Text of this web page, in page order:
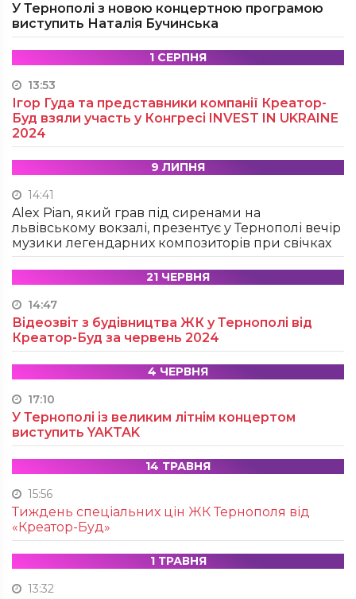
У Тернополі з новою концертною програмою
виступить Наталія Бучинська
1 СЕРПНЯ
13:53
Ігор Гуда та представники компанії Креатор-
Буд взяли участь у Конгресі INVEST IN UKRAINE
2024
9 ЛИПНЯ
14:41
Alex Pian, який грав під сиренами на
львівському вокзалі, презентує у Тернополі вечір
музики легендарних композиторів при свічках
21 ЧЕРВНЯ
14:47
Відеозвіт з будівництва ЖК у Тернополі від
Креатор-Буд за червень 2024
4 ЧЕРВНЯ
17:10
У Тернополі із великим літнім концертом
виступить YAKTAK
14 ТРАВНЯ
15:56
Тиждень спеціальних цін ЖК Тернополя від
«Креатор-Буд»
1 ТРАВНЯ
13:32